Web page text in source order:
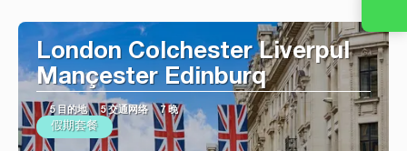
London Colchester Liverpul
Mançester Edinburq
5 目的地 5 交通网络 7 晚
假期套餐